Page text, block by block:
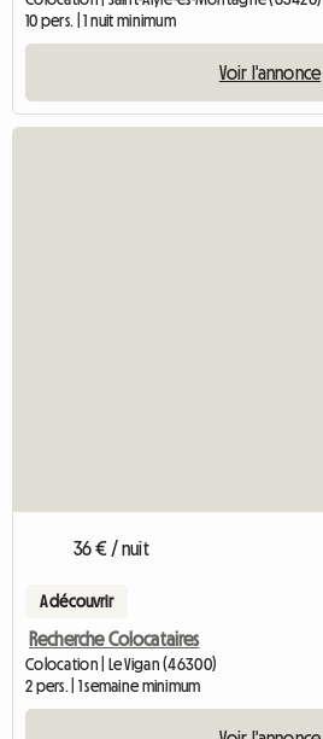
10 pers. | 1 nuit minimum
Voir l'annonce
36 € / nuit
A découvrir
Recherche Colocataires
Colocation | Le Vigan (46300)
2 pers. | 1 semaine minimum